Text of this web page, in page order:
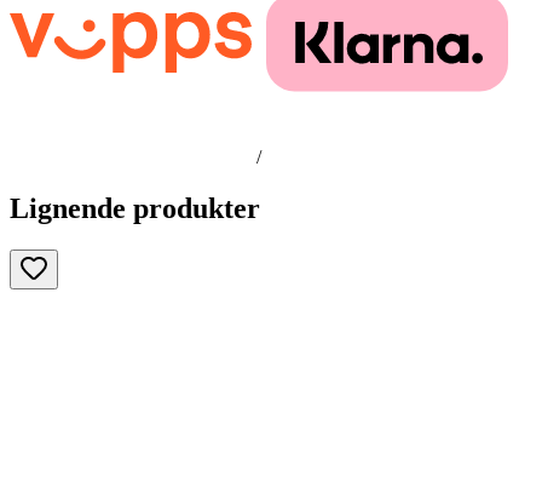
/
Lignende produkter